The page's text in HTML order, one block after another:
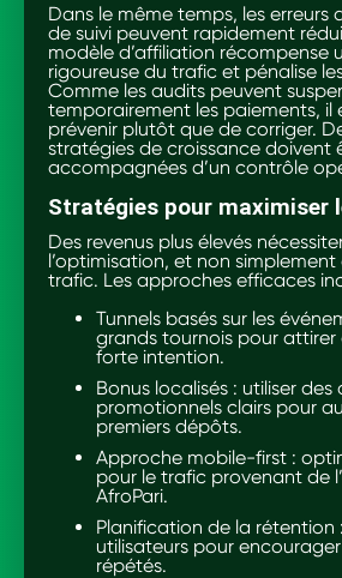
Dans le même temps, les erreurs
de suivi peuvent rapidement
modèle d’affiliation récompense
rigoureuse du trafic et pénalise
Comme les audits peuvent
temporairement les paiements, il
prévenir plutôt que de corriger.
stratégies de croissance doivent
accompagnées d’un contrôle
Stratégies pour maximiser
Des revenus plus élevés
l’optimisation, et non
trafic. Les approches efficaces
Tunnels basés sur les
grands tournois pour attirer
forte intention.
Bonus localisés : utiliser des
promotionnels clairs pour
premiers dépôts.
Approche mobile-first :
pour le trafic provenant de
AfroPari.
Planification de la rétention
utilisateurs pour
répétés.